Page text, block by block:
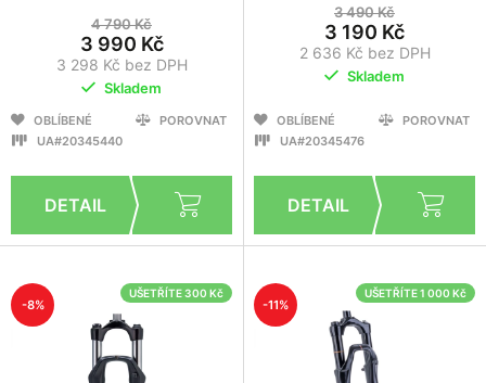
4 790 Kč
3 990 Kč
3 298 Kč bez DPH
Skladem
OBLÍBENÉ
POROVNAT
UA#20345440
3 490 Kč
3 190 Kč
2 636 Kč bez DPH
Skladem
OBLÍBENÉ
POROVNAT
UA#20345476
-8%
UŠETŘÍTE 300 Kč
-11%
UŠETŘÍTE 1 000 Kč